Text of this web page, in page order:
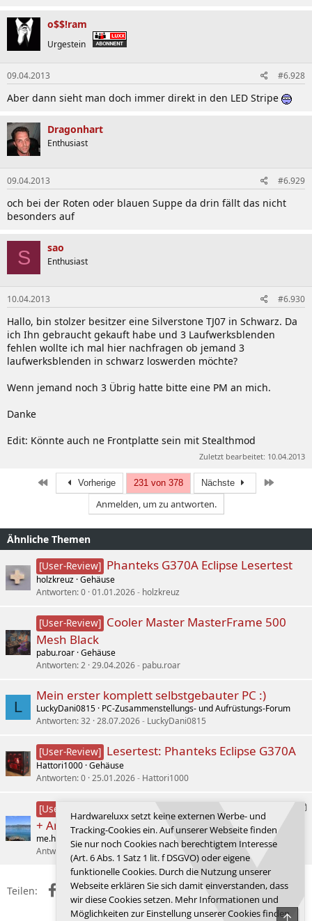
o$$!ram
Urgestein
09.04.2013 #6.928
Aber dann sieht man doch immer direkt in den LED Stripe
Dragonhart
Enthusiast
09.04.2013 #6.929
och bei der Roten oder blauen Suppe da drin fällt das nicht
besonders auf
S sao
Enthusiast
10.04.2013 #6.930
Hallo, bin stolzer besitzer eine Silverstone TJ07 in Schwarz. Da
ich Ihn gebraucht gekauft habe und 3 Laufwerksblenden
fehlen wollte ich mal hier nachfragen ob jemand 3
laufwerksblenden in schwarz loswerden möchte?
Wenn jemand noch 3 Übrig hatte bitte eine PM an mich.
Danke
Edit: Könnte auch ne Frontplatte sein mit Stealthmod
Zuletzt bearbeitet: 10.04.2013
Erste Vorherige 231 von 378 Nächste
Anmelden, um zu antworten.
Ähnliche Themen
[User-Review] Phanteks G370A Eclipse Lesertest
holzkreuz Gehäuse
Antworten 0 01.01.2026 holzkreuz
[User-Review] Cooler Master MasterFrame 500
Mesh Black
pabu.roar Gehäuse
Antworten 2 29.04.2026 pabu.roar
L
Mein erster komplett selbstgebauter PC :)
LuckyDani0815 PC-Zusammenstellungs- und Aufrüstungs-Forum
Antworten 32 28.07.2026 LuckyDani0815
[User-Review] Lesertest: Phanteks Eclipse G370A
Hattori1000 Gehäuse
Antworten 0 25.01.2026 Hattori1000
A
[User-Review]
+ Arctic Liquid Freezer III Pro 420mm
me.home
Gehäuse
Antworten 0 26.11.2025 me.home
Teilen: FacebookX (Twitter)
RedditWhatsApp
E-MailLink
Hardwareluxx setzt keine externen Werbe- und
Tracking-Cookies ein. Auf unserer Webseite finden
Sie nur noch Cookies nach berechtigtem Interesse
(Art. 6 Abs. 1 Satz 1 lit. f DSGVO) oder eigene
funktionelle Cookies. Durch die Nutzung unserer
Webseite erklären Sie sich damit einverstanden, dass
wir diese Cookies setzen. Mehr Informationen und
Möglichkeiten zur Einstellung unserer Cookies finden